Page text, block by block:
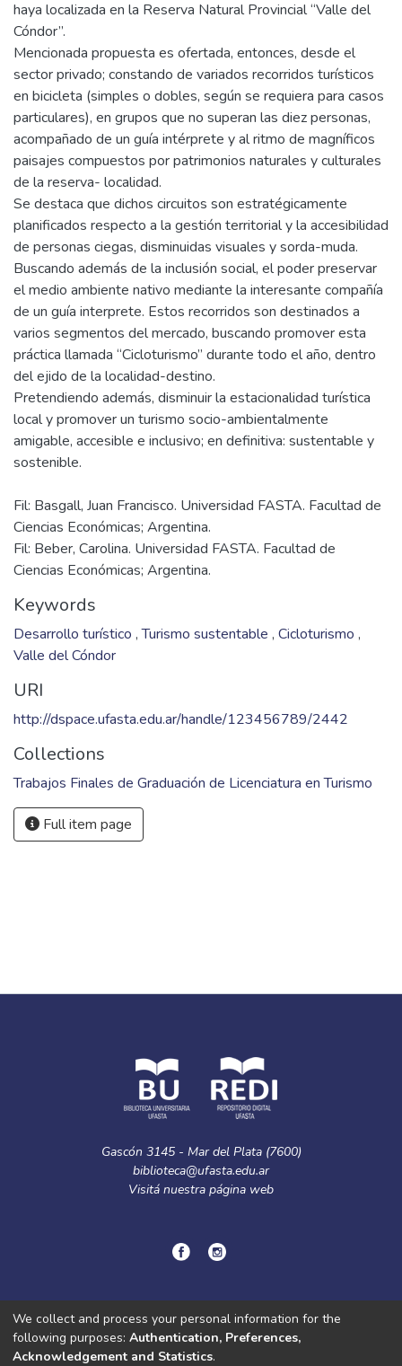
haya localizada en la Reserva Natural Provincial “Valle del
Cóndor”.
Mencionada propuesta es ofertada, entonces, desde el
sector privado; constando de variados recorridos turísticos
en bicicleta (simples o dobles, según se requiera para casos
particulares), en grupos que no superan las diez personas,
acompañado de un guía intérprete y al ritmo de magníficos
paisajes compuestos por patrimonios naturales y culturales
de la reserva- localidad.
Se destaca que dichos circuitos son estratégicamente
planificados respecto a la gestión territorial y la accesibilidad
de personas ciegas, disminuidas visuales y sorda-muda.
Buscando además de la inclusión social, el poder preservar
el medio ambiente nativo mediante la interesante compañía
de un guía interprete. Estos recorridos son destinados a
varios segmentos del mercado, buscando promover esta
práctica llamada “Cicloturismo” durante todo el año, dentro
del ejido de la localidad-destino.
Pretendiendo además, disminuir la estacionalidad turística
local y promover un turismo socio-ambientalmente
amigable, accesible e inclusivo; en definitiva: sustentable y
Fil: Basgall, Juan Francisco. Universidad FASTA. Facultad de
Ciencias Económicas; Argentina.
Fil: Beber, Carolina. Universidad FASTA. Facultad de
Ciencias Económicas; Argentina.
Keywords
Desarrollo turístico ,Turismo sustentable , Cicloturismo ,
Valle del Cóndor
URI
http://dspace.ufasta.edu.ar/handle/123456789/2442
Collections
Trabajos Finales de Graduación de Licenciatura en Turismo
Full item page
Gascón 3145 - Mar del Plata (7600)
biblioteca@ufasta.edu.ar
Visitá nuestra página web
© Copyright2024.Política de privacidad.
We collect and process your personal information for the
following purposes: Authentication, Preferences,
Acknowledgement and Statistics.